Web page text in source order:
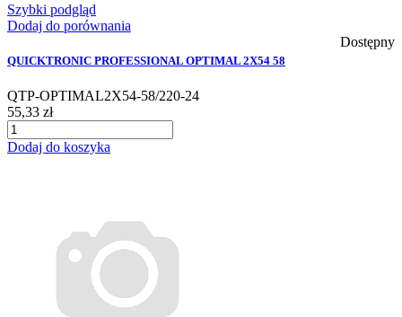
Szybki podgląd
Dodaj do porównania
Dostępny
QUICKTRONIC PROFESSIONAL OPTIMAL 2X54 58
QTP-OPTIMAL2X54-58/220-24
55,33 zł
Dodaj do koszyka